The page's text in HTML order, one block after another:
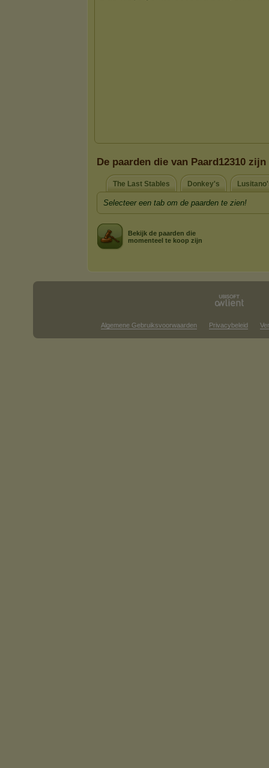
De paarden die van Paard12310 zijn
The Last Stables Donkey's
Selecteer een tab om de paarden te zien!
Bekijk de paarden die
momenteel te koop zijn
Algemene Gebruiksvoorwaarden Privacybeleid